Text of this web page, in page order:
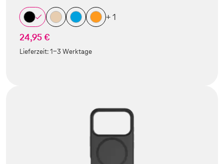
+ 1
24,95 €
Lieferzeit:1-3 Werktage